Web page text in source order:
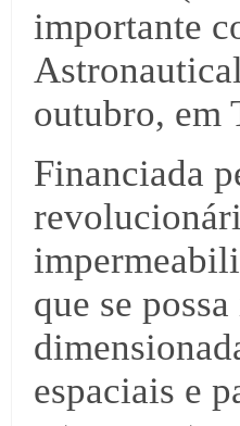
importante
outubro, em
Financiada
que se
espaciais e